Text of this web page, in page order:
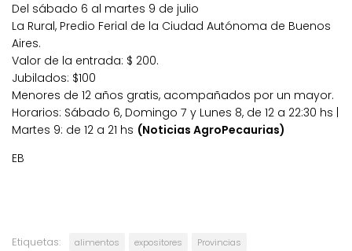
Del sábado 6 al martes 9 de julio
La Rural, Predio Ferial de la Ciudad Autónoma de Buenos
Aires.
Valor de la entrada: $ 200.
Jubilados: $100
Menores de 12 años gratis, acompañados por un mayor.
Horarios: Sábado 6, Domingo 7 y Lunes 8, de 12 a 22:30 hs |
Martes 9: de 12 a 21 hs (Noticias AgroPecaurias)
EB
Etiquetas: alimentos expositores Provincias